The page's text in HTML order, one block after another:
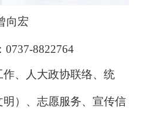
向宏
0737-8822764
、人大政协联络、统
） 、 志愿服务、 宣传信